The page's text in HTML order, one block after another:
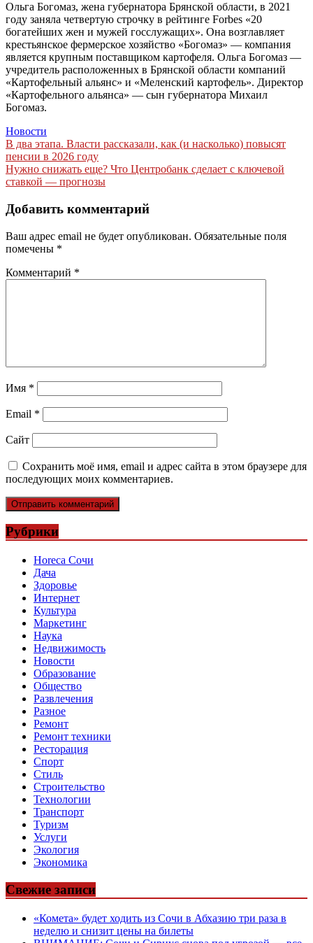
Ольга Богомаз, жена губернатора Брянской области, в 2021
году заняла четвертую строчку в рейтинге Forbes «20
богатейших жен и мужей госслужащих». Она возглавляет
крестьянское фермерское хозяйство «Богомаз» — компания
является крупным поставщиком картофеля. Ольга Богомаз —
учредитель расположенных в Брянской области компаний
«Картофельный альянс» и «Меленский картофель». Директор
«Картофельного альянса» — сын губернатора Михаил
Богомаз.
Новости
Навигация
по
записям
В два этапа. Власти рассказали, как (и насколько) повысят
пенсии в 2026 году
Нужно снижать еще? Что Центробанк сделает с ключевой
ставкой — прогнозы
Добавить комментарий
Ваш адрес email не будет опубликован. Обязательные поля
помечены *
Комментарий *
Имя *
Email *
Сайт
Сохранить моё имя, email и адрес сайта в этом браузере для
последующих моих комментариев.
Рубрики
Horeca Сочи
Дача
Здоровье
Интернет
Культура
Маркетинг
Наука
Недвижимость
Новости
Образование
Общество
Развлечения
Разное
Ремонт
Ремонт техники
Ресторация
Спорт
Стиль
Строительство
Технологии
Транспорт
Туризм
Услуги
Экология
Экономика
Свежие записи
«Комета» будет ходить из Сочи в Абхазию три раза в
неделю и снизит цены на билеты